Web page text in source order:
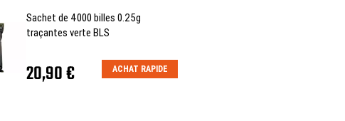
Sachet de 4000 billes 0.25g
traçantes verte BLS
20,90 € ACHAT RAPIDE